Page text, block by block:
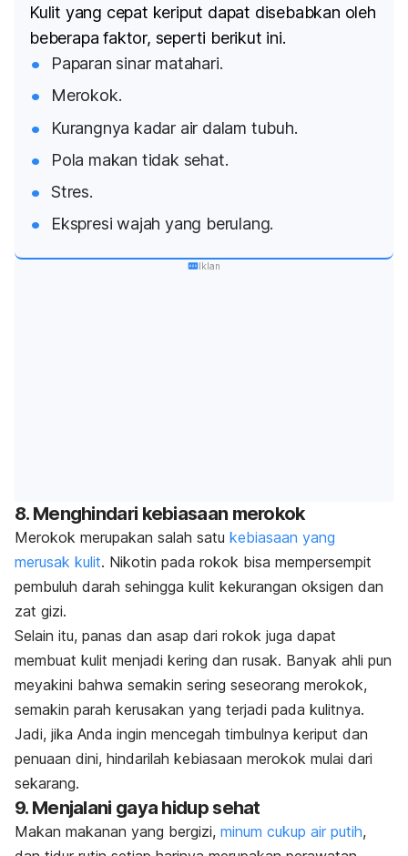
Kulit yang cepat keriput dapat disebabkan oleh
beberapa faktor, seperti berikut ini.
Paparan sinar matahari.
Merokok.
Kurangnya kadar air dalam tubuh.
Pola makan tidak sehat.
Stres.
Ekspresi wajah yang berulang.
Iklan
8. Menghindari kebiasaan merokok
Merokok merupakan salah satu kebiasaan yang
merusak kulit. Nikotin pada rokok bisa mempersempit
pembuluh darah sehingga kulit kekurangan oksigen dan
zat gizi.
Selain itu, panas dan asap dari rokok juga dapat
membuat kulit menjadi kering dan rusak. Banyak ahli pun
meyakini bahwa semakin sering seseorang merokok,
semakin parah kerusakan yang terjadi pada kulitnya.
Jadi, jika Anda ingin mencegah timbulnya keriput dan
penuaan dini, hindarilah kebiasaan merokok mulai dari
sekarang.
9. Menjalani gaya hidup sehat
Makan makanan yang bergizi, minum cukup air putih,